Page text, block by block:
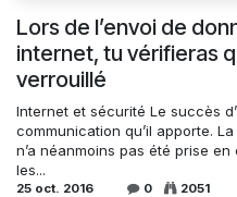
Lors de l’envoi de
internet, tu vérifieras
verrouillé
Internet et sécurité Le succès
communication qu’il apporte.
n’a néanmoins pas été prise
les...
25 oct. 2016 0 2051